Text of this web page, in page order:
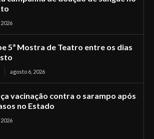
5ª Mostra de Teatro entre os dias
agosto 6, 2026
vacinação contra o sarampo após
no Estado